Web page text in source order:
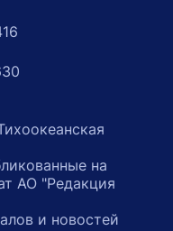
на
АО "Редакция
и новостей